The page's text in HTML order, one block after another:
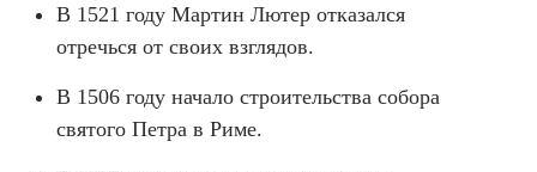
В 1521 году Мартин Лютер отказался
отречься от своих взглядов.
В 1506 году начало строительства собора
святого Петра в Риме.